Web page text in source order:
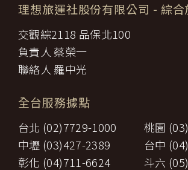
一、
代辦證件之行政規費：乙方代理甲方辦理
二、交通運輸費：旅程所需各種交通運輸之費用
餐飲費：旅程中所列應由乙方安排之餐飲費
四、
住宿費：旅程中所列住宿及旅館之費用，
經乙方同意安排者，甲方應補繳所需差額。
六、
用。
七、 送費用及團體行李接送人員之小費，行李
司規定辦理。
八、 稅捐：各地機場服務稅捐及團體餐宿稅捐。
九、 服務費：領隊及其他乙方為甲方安排服務
理（即表示您傳送的資料正經過 SSL 保密機
【隱私權保護政策修訂】
「理想旅遊」網站保有修訂本政策之權利。當
使用個人資料的規定上作出大修改時，會在網
您相關事項。
尊重智慧財產權為全民應盡義務，「理想旅遊
產權，任何人不得逕自使用、修改、重製、公
布、發行、公開發表、進行還原工程、解編
或轉載，請事先依法取得「理想旅遊」或相關
【我們對保護您隱私權的承諾】
理想旅運社股份有限公司 - 綜合
交觀綜2118 品保北100
負責人 蔡榮一
聯絡人 羅中光
全台服務據點
台北 (02)7729-1000
桃園
中壢 (03)427-2389
台中
彰化 (04)711-6624
斗六